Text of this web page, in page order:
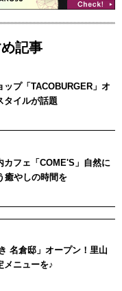
記事
ップ「TACOBURGER」オ
タイルが話題
カフェ「COME'S」自然に
癒やしの時間を
名倉邸」オープン！里山
メニューを♪